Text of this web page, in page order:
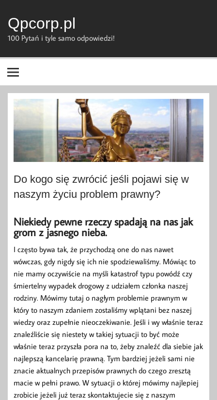
content
Qpcorp.pl
100 Pytań i tyle samo odpowiedzi!
Do kogo się zwrócić jeśli pojawi się w
naszym życiu problem prawny?
Niekiedy pewne rzeczy spadają na nas jak
grom z jasnego nieba.
I często bywa tak, że przychodzą one do nas nawet
wówczas, gdy nigdy się ich nie spodziewaliśmy. Mówiąc to
nie mamy oczywiście na myśli katastrof typu powódź czy
śmiertelny wypadek drogowy z udziałem członka naszej
rodziny. Mówimy tutaj o nagłym problemie prawnym w
który to naszym zdaniem zostaliśmy wplątani bez naszej
wiedzy oraz zupełnie nieoczekiwanie. Jeśli i wy właśnie teraz
znaleźliście się niestety w takiej sytuacji to być może
właśnie teraz przyszła pora na to, żeby znaleźć dla siebie jak
najlepszą kancelarię prawną. Tym bardziej jeżeli sami nie
znacie aktualnych przepisów prawnych do czego zresztą
macie w pełni prawo. W sytuacji o której mówimy najlepiej
zrobicie jeżeli już teraz skontaktujecie się z naszym